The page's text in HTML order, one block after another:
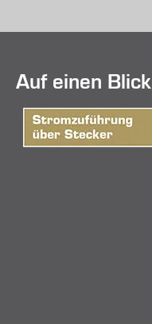
Auf einen Blick